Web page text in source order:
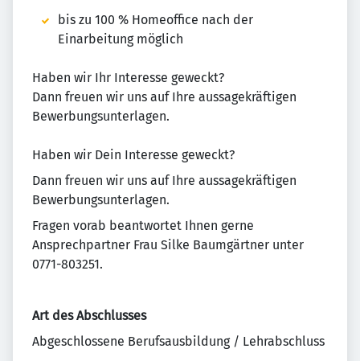
bis zu 100 % Homeoffice nach der
Einarbeitung möglich
Haben wir Ihr Interesse geweckt?
Dann freuen wir uns auf Ihre aussagekräftigen
Bewerbungsunterlagen.
Haben wir Dein Interesse geweckt?
Dann freuen wir uns auf Ihre aussagekräftigen
Bewerbungsunterlagen.
Fragen vorab beantwortet Ihnen gerne
Ansprechpartner Frau Silke Baumgärtner unter
0771-803251.
Art des Abschlusses
Abgeschlossene Berufsausbildung / Lehrabschluss